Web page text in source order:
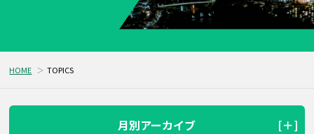
HOME TOPICS
月別アーカイブ